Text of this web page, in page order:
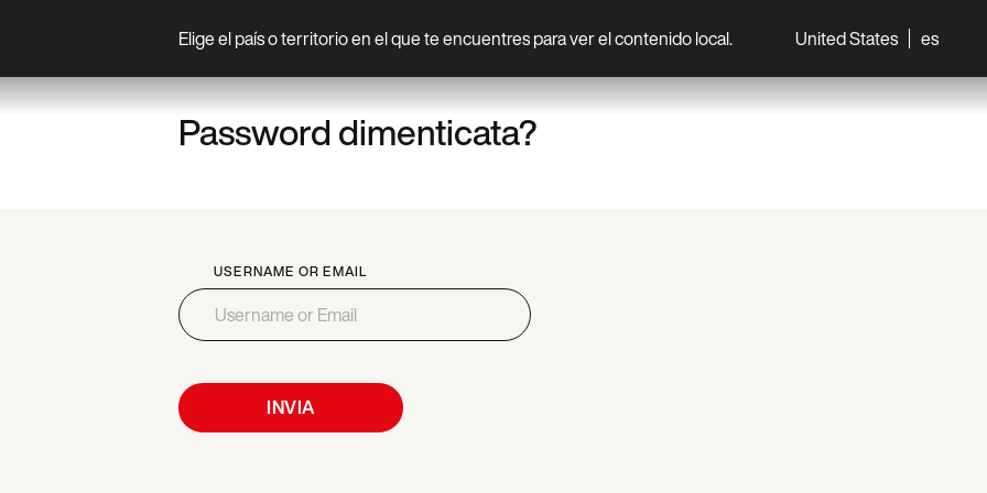
Elige el país o territorio en el que te encuentres para ver el contenido local. United States es
World
Password dimenticata?
USERNAME OR EMAIL
INVIA